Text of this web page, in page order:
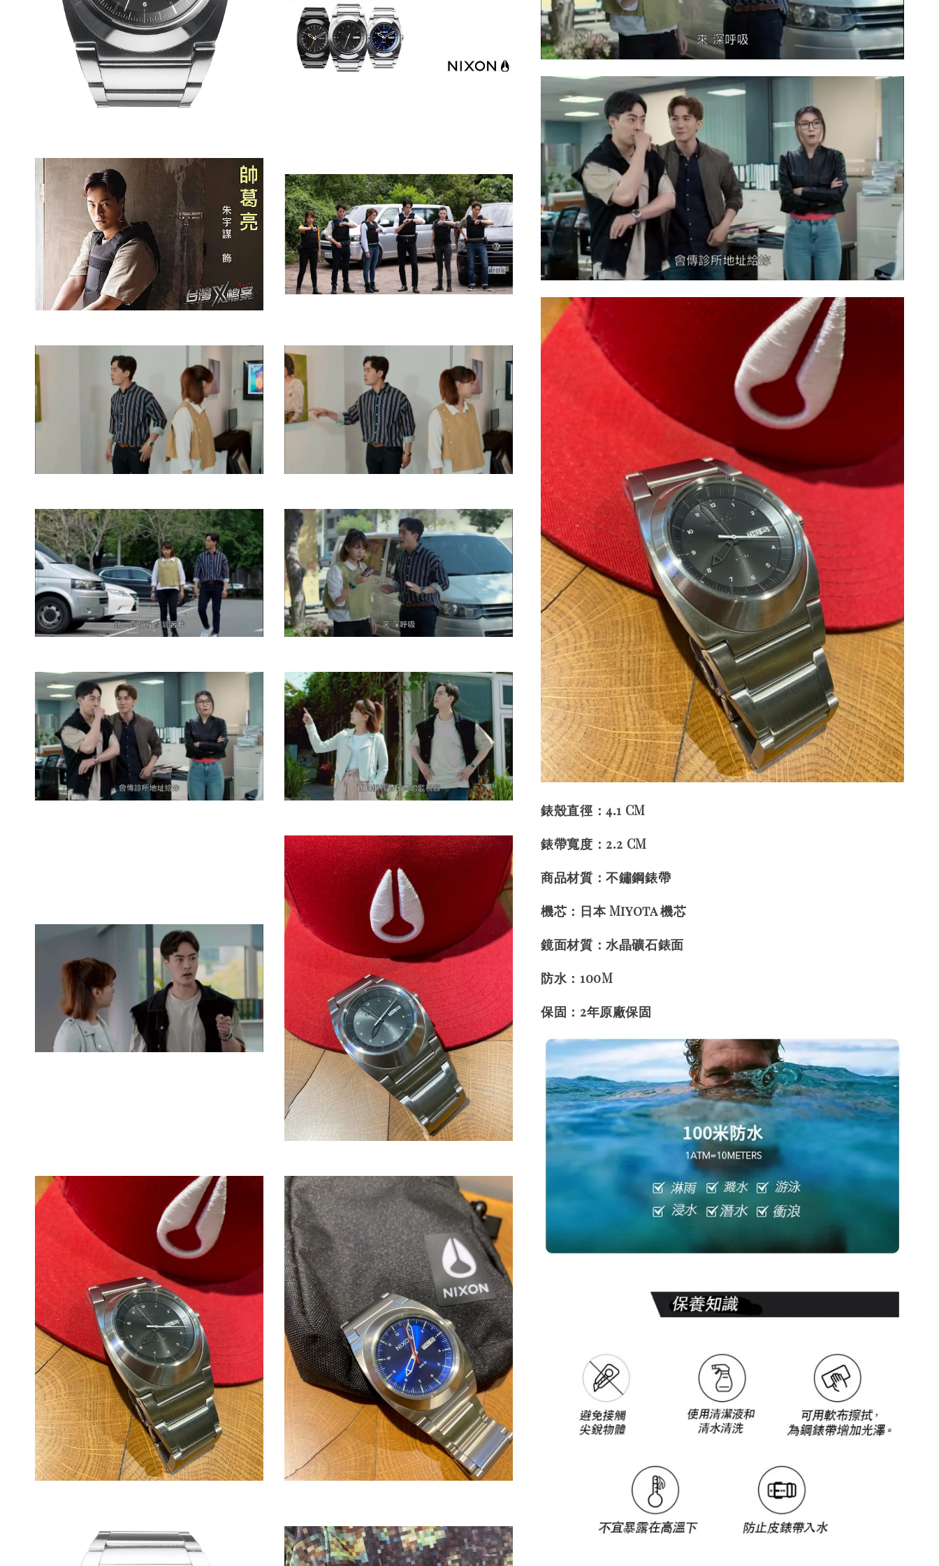
錶殼直徑：4.1 CM
錶帶寬度：2.2 CM
商品材質：不鏽鋼錶帶
機芯：日本 Miyota 機芯
鏡面材質：水晶礦石錶面
防水：100M
保固：2年原廠保固